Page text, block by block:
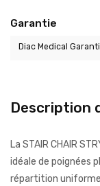
Garantie
Diac Medical
Description
La STAIR CHAIR
idéale de poignées
répartition